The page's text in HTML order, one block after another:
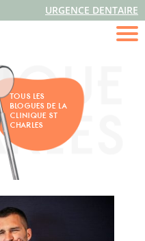
URGENCE DENTAIRE
TOUS LES
BLOGUES DE LA
CLINIQUE ST
CHARLES